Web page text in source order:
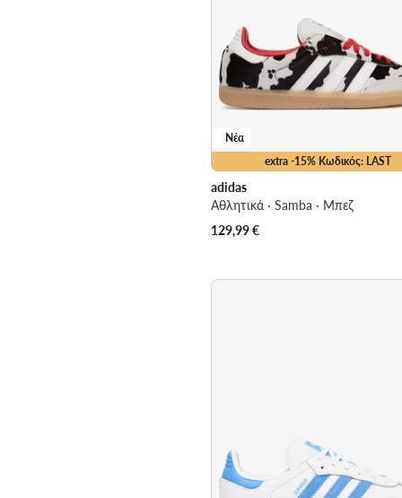
extra -15% Κωδικός: LAST
Νέα
adidas
Αθλητικά · Samba · Μπεζ
129,99€